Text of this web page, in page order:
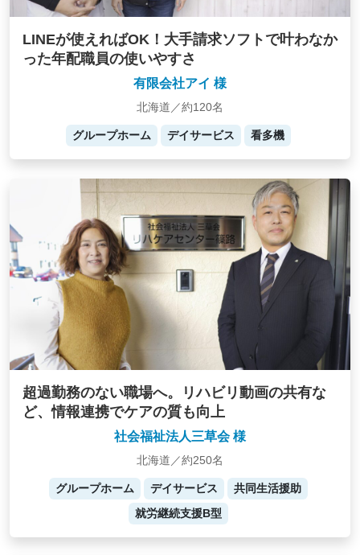
LINEが使えればOK！大手請求ソフトで叶わなか
った年配職員の使いやすさ
有限会社アイ 様
北海道／約120名
グループホーム デイサービス 看多機
超過勤務のない職場へ。リハビリ動画の共有な
ど、情報連携でケアの質も向上
社会福祉法人三草会 様
北海道／約250名
グループホーム デイサービス
共同生活援助
就労継続支援B型